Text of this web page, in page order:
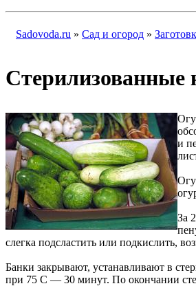
Sadovoda.ru » Сад и огород »
и
За
слегка подсластить или подкислить,
Банки закрывают, устанавливают в
при 75 C — 30 минут. По окончании